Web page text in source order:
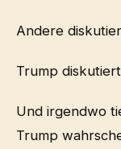
Andere
Trump
Und irgendwo
Trump